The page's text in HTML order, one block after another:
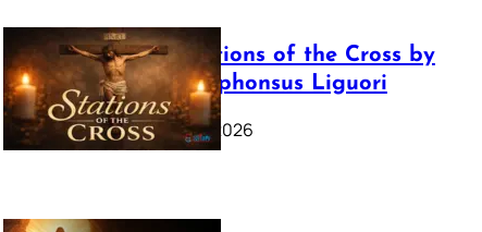
The Stations of the Cross by
Saint Alphonsus Liguori
March 16, 2026